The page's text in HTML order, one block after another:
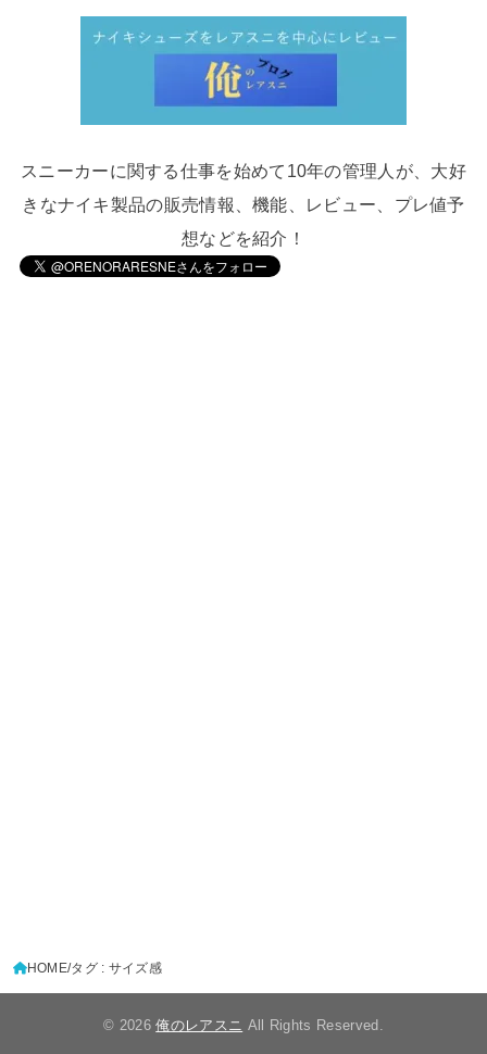
スニーカーに関する仕事を始めて10年の管理人が、大好
きなナイキ製品の販売情報、機能、レビュー、プレ値予
想などを紹介！
HOME タグ : サイズ感
© 2026俺のレアスニ All Rights Reserved.